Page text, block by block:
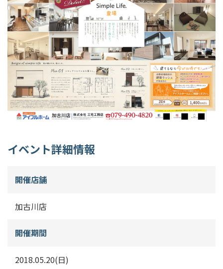
イベント詳細情報
開催店舗
加古川店
開催期間
2018.05.20(日)